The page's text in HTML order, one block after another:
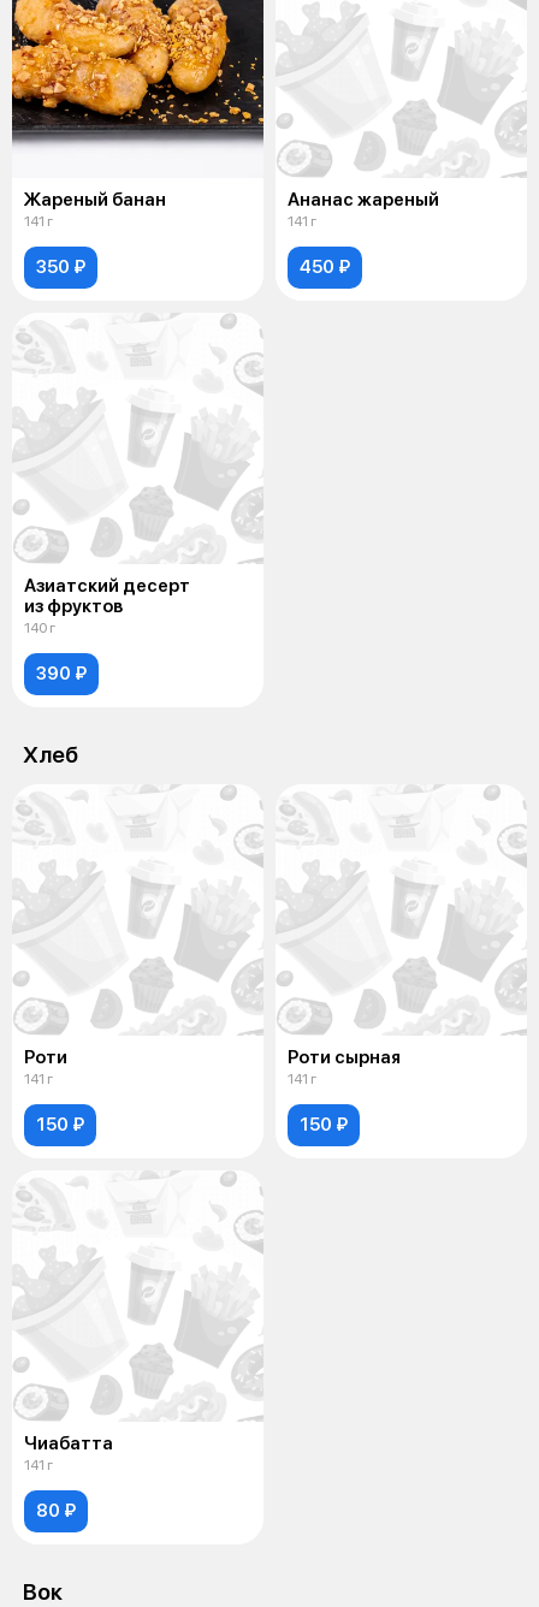
Жареный банан
141 г
350 ₽
Ананас жареный
141 г
450 ₽
Азиатский десерт
из фруктов
140 г
390 ₽
Хлеб
Роти
141 г
150 ₽
Роти сырная
141 г
150 ₽
Чиабатта
141 г
80 ₽
Вок